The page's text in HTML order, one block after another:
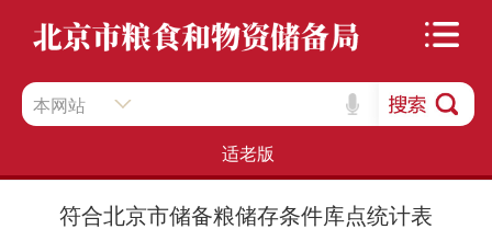
本网站
适老版
符合北京市储备粮储存条件库点统计表